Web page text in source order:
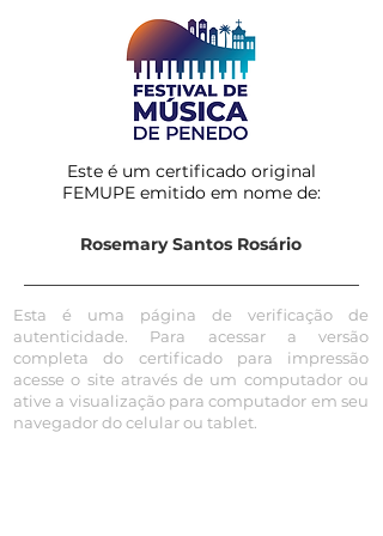
Este é um certificado original
FEMUPE emitido em nome de:
Rosemary Santos Rosário
Esta é uma página de verificação de
autenticidade. Para acessar a versão
completa do certificado para impressão
acesse o site através de um computador ou
ative a visualização para computador em seu
navegador do celular ou tablet.